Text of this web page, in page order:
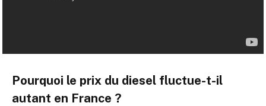
Pourquoi le prix du diesel fluctue-t-il
autant en France ?